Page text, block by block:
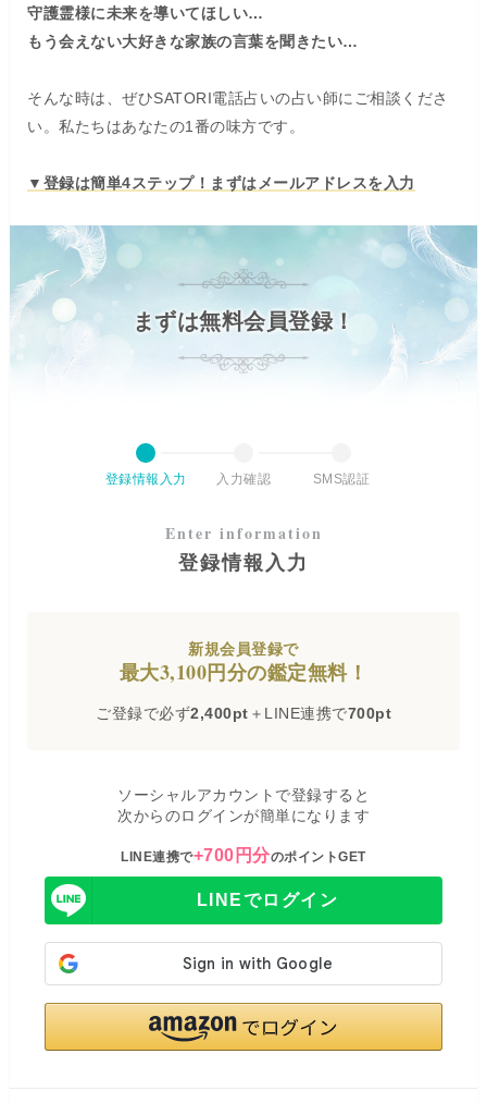
守護霊様に未来を導いてほしい…
もう会えない大好きな家族の言葉を聞きたい…
そんな時は、ぜひSATORI電話占いの占い師にご相談くださ
い。私たちはあなたの1番の味方です。
▼登録は簡単4ステップ！まずはメールアドレスを入力
まずは無料会員登録！
登録情報入力 入力確認 SMS認証
登録情報入力
新規会員登録で
最大3,100円分の鑑定無料！
ご登録で必ず2,400pt ＋LINE連携で700pt
ソーシャルアカウントで登録すると
次からのログインが簡単になります
LINE連携で+700円分のポイントGET
LINEでログイン